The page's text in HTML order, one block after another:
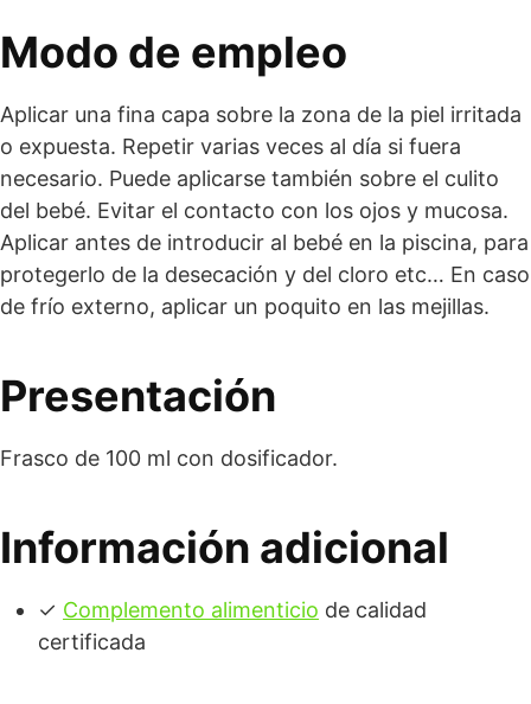
Modo de empleo
Aplicar una fina capa sobre la zona de la piel irritada
o expuesta. Repetir varias veces al día si fuera
necesario. Puede aplicarse también sobre el culito
del bebé. Evitar el contacto con los ojos y mucosa.
Aplicar antes de introducir al bebé en la piscina, para
protegerlo de la desecación y del cloro etc… En caso
de frío externo, aplicar un poquito en las mejillas.
Presentación
Frasco de 100 ml con dosificador.
Información adicional
✓ Complemento alimenticio de calidad
certificada